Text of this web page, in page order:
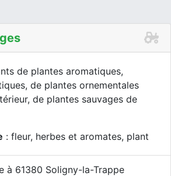
de plantes aromatiques,
de plantes ornementales
de plantes sauvages de
: fleur, herbes et aromates, plant
à 61380 Soligny-la-Trappe